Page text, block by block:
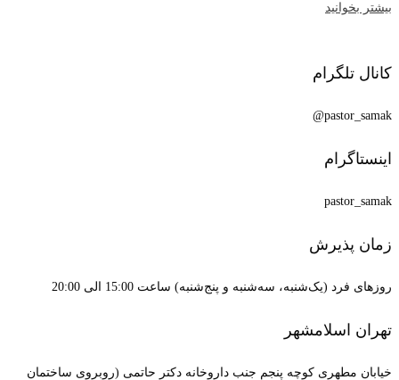
بیشتر بخوانید
کانال تلگرام
pastor_samak@
اینستاگرام
pastor_samak
زمان پذیرش
روزهای فرد (یک‌شنبه، سه‌شنبه و پنج‌شنبه) ساعت 15:00 الی 20:00
تهران اسلامشهر
خیابان مطهری کوچه پنجم جنب داروخانه دکتر حاتمی (روبروی ساختمان